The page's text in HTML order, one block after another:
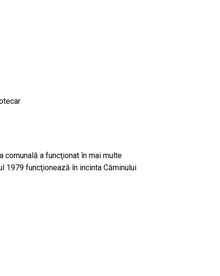
comunală a funcţionat în mai multe
1979 funcţionează în incinta Căminului